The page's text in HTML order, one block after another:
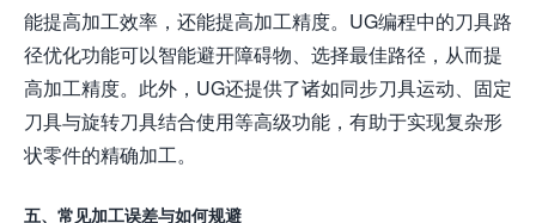
能提高加工效率，还能提高加工精度。UG编程中的刀具路
径优化功能可以智能避开障碍物、选择最佳路径，从而提
高加工精度。此外，UG还提供了诸如同步刀具运动、固定
刀具与旋转刀具结合使用等高级功能，有助于实现复杂形
状零件的精确加工。
五、常见加工误差与如何规避